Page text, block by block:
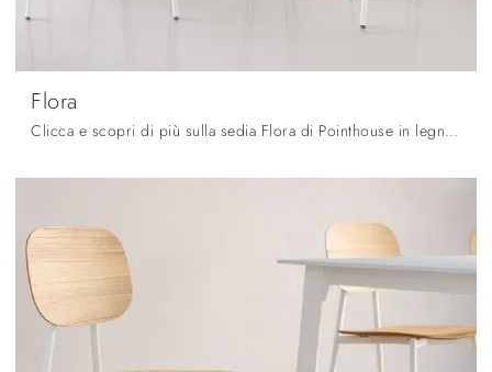
Flora
Clicca e scopri di più sulla sedia Flora di Pointhouse in legno: le più belle Sedie impilabili moderne ti attendono.